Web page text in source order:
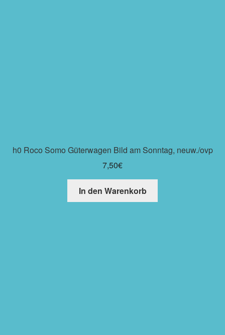
h0 Roco Somo Güterwagen Bild am Sonntag, neuw./ovp
7,50€
In den Warenkorb